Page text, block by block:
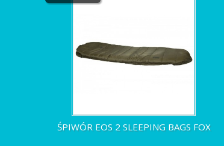
ŚPIWÓR EOS 2 SLEEPING BAGS FOX